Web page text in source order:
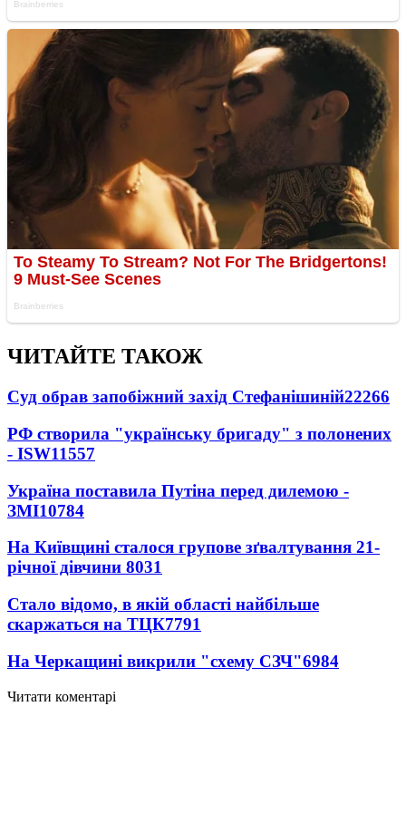
ЧИТАЙТЕ ТАКОЖ
Суд обрав запобіжний захід Стефанішиній22266
РФ створила "українську бригаду" з полонених
- ISW11557
Україна поставила Путіна перед дилемою -
ЗМІ10784
На Київщині сталося групове зґвалтування 21-
річної дівчини 8031
Стало відомо, в якій області найбільше
скаржаться на ТЦК7791
На Черкащині викрили "схему СЗЧ"6984
Читати коментарі